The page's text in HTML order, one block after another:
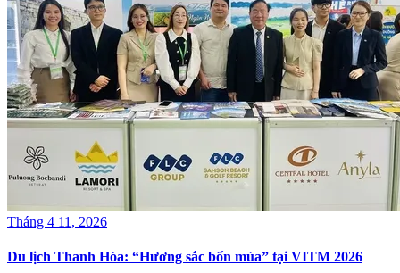
Tháng 4 11, 2026
Du lịch Thanh Hóa: “Hương sắc bốn mùa” tại VITM 2026